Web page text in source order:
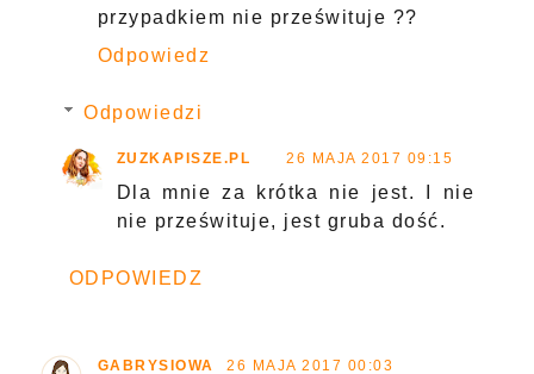
przypadkiem nie prześwituje ??
Odpowiedz
Odpowiedzi
ZUZKAPISZE.PL 26 MAJA 2017 09:15
Dla mnie za krótka nie jest. I nie
nie prześwituje, jest gruba dość.
ODPOWIEDZ
GABRYSIOWA 26 MAJA 2017 00:03